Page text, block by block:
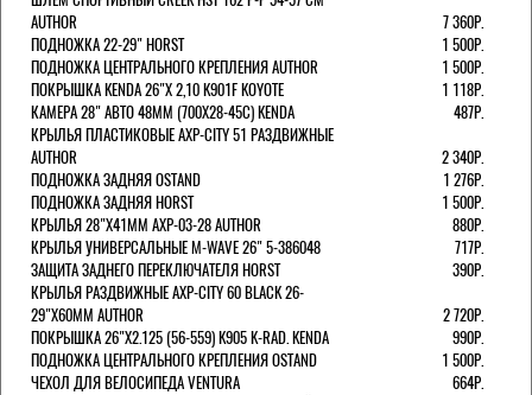
AUTHOR
7 360Р.
ПОДНОЖКА 22-29" HORST
1 500Р.
ПОДНОЖКА ЦЕНТРАЛЬНОГО КРЕПЛЕНИЯ AUTHOR
1 500Р.
ПОКРЫШКА KENDA 26"Х 2,10 K901F KOYOTE
1 118Р.
КАМЕРА 28" АВТО 48ММ (700Х28-45С) KENDA
487Р.
КРЫЛЬЯ ПЛАСТИКОВЫЕ AXP-CITY 51 РАЗДВИЖНЫЕ
AUTHOR
2 340Р.
ПОДНОЖКА ЗАДНЯЯ OSTAND
1 276Р.
ПОДНОЖКА ЗАДНЯЯ HORST
1 500Р.
КРЫЛЬЯ 28"Х41ММ AXP-03-28 AUTHOR
880Р.
КРЫЛЬЯ УНИВЕРСАЛЬНЫЕ M-WAVE 26" 5-386048
717Р.
ЗАЩИТА ЗАДНЕГО ПЕРЕКЛЮЧАТЕЛЯ HORST
390Р.
КРЫЛЬЯ РАЗДВИЖНЫЕ AXP-CITY 60 BLACK 26-
29"Х60ММ AUTHOR
2 720Р.
ПОКРЫШКА 26"Х2.125 (56-559) K905 K-RAD. KENDA
990Р.
ПОДНОЖКА ЦЕНТРАЛЬНОГО КРЕПЛЕНИЯ OSTAND
1 500Р.
ЧЕХОЛ ДЛЯ ВЕЛОСИПЕДА VENTURA
664Р.